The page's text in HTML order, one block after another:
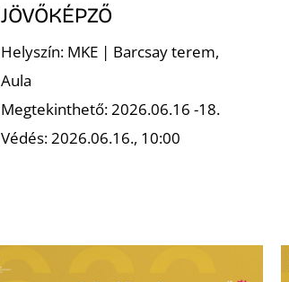
JÖVŐKÉPZŐ
Helyszín: MKE | Barcsay terem,
Aula
Megtekinthető: 2026.06.16 -18.
Védés: 2026.06.16., 10:00